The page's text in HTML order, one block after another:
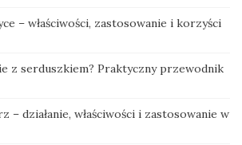
– właściwości, zastosowanie i korzyści
z serduszkiem? Praktyczny przewodnik
– działanie, właściwości i zastosowanie w